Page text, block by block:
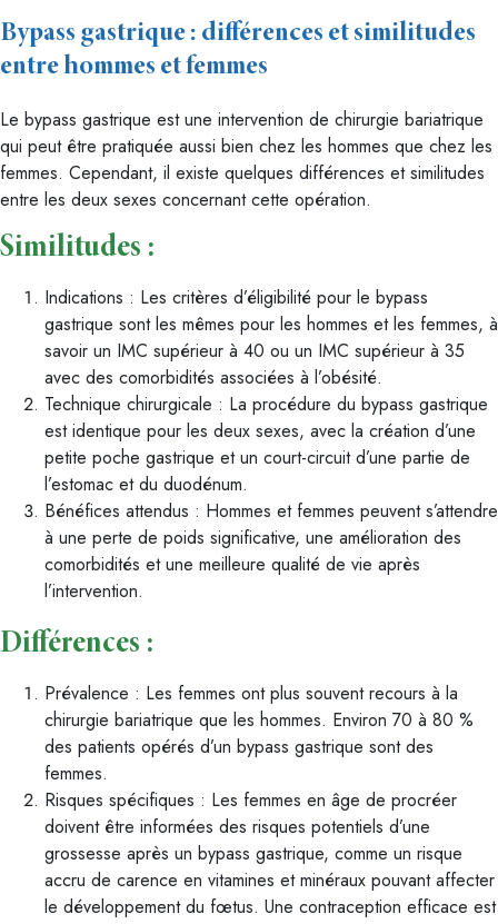
Bypass gastrique : différences et similitudes
entre hommes et femmes
Le bypass gastrique est une intervention de chirurgie bariatrique
qui peut être pratiquée aussi bien chez les hommes que chez les
femmes. Cependant, il existe quelques différences et similitudes
entre les deux sexes concernant cette opération.
Similitudes :
Indications : Les critères d’éligibilité pour le bypass
gastrique sont les mêmes pour les hommes et les femmes, à
savoir un IMC supérieur à 40 ou un IMC supérieur à 35
avec des comorbidités associées à l’obésité.
Technique chirurgicale : La procédure du bypass gastrique
est identique pour les deux sexes, avec la création d’une
petite poche gastrique et un court-circuit d’une partie de
l’estomac et du duodénum.
Bénéfices attendus : Hommes et femmes peuvent s’attendre
à une perte de poids significative, une amélioration des
comorbidités et une meilleure qualité de vie après
l’intervention.
Différences :
Prévalence : Les femmes ont plus souvent recours à la
chirurgie bariatrique que les hommes. Environ 70 à 80 %
des patients opérés d’un bypass gastrique sont des
femmes.
Risques spécifiques : Les femmes en âge de procréer
doivent être informées des risques potentiels d’une
grossesse après un bypass gastrique, comme un risque
accru de carence en vitamines et minéraux pouvant affecter
le développement du fœtus. Une contraception efficace est